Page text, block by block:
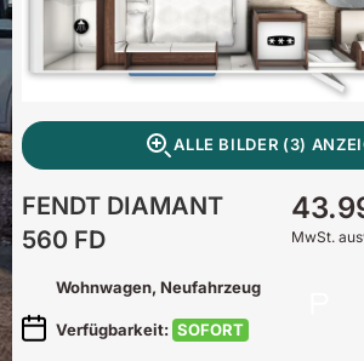
ALLE BILDER (3)
FENDT DIAMANT
560 FD
Wohnwagen, Neufahrzeug
Verfügbarkeit: SOFORT
MwSt.